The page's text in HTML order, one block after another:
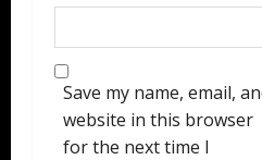
Save my name, email,
website in this browser
for the next time I